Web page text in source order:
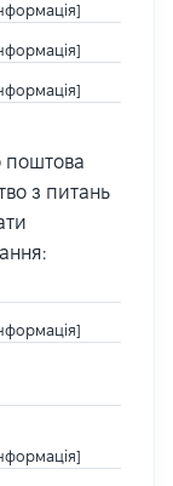
поштова
з питань